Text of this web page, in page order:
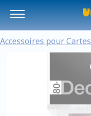
Accessoires pour Cartes